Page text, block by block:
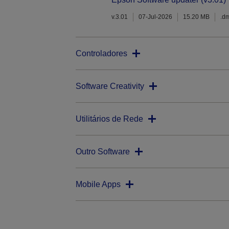
v.3.01 07-Jul-2026 15.20 MB
Controladores
Software Creativity
Utilitários de Rede
Outro Software
Mobile Apps